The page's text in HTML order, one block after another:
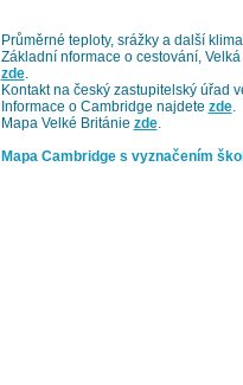
Průměrné teploty, srážky a další
Základní nformace o cestování,
zde.
Kontakt na český zastupitelský úřad
Informace o Cambridge najdete zde.
Mapa Velké Británie zde.
Mapa Cambridge s vyznačením